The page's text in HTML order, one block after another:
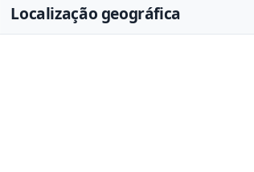
Localização geográfica